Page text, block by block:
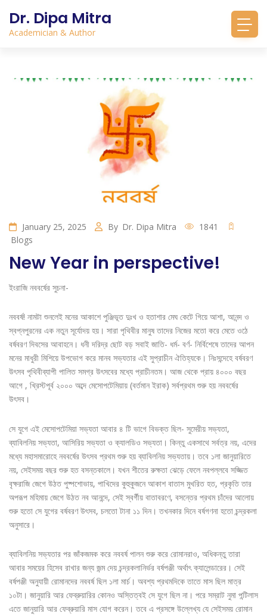
Dr. Dipa Mitra
Academician & Author
January 25, 2025 By Dr. Dipa Mitra
1841
Blogs
New Year in perspective!
ইংরাজি নববর্ষের সুচনা-
নববর্ষ! নামটা শুনলেই মনের আকাশে পুঞ্জিভূত দুঃখ ও হতাশার মেঘ কেটে গিয়ে আশা, আনন্দ ও
স্বপ্নপুরনের এক নতুন সূর্যোদয় হয়। সারা পৃথিবীর মানুষ তাদের নিজের মতো করে মেতে ওঠে
বর্ষবরণ দিবসের আবাহনে। ধনী দরিদ্র ছোট বড় সবাই জাতি- ধর্ম- বর্ণ- নির্বিশেষে তাদের আপন
মনের মাধুরী মিশিয়ে উপভোগ করে মানব সভ্যতার এই সুপ্রাচীন ঐতিহ্যকে। নিঃসন্দেহে বর্ষবরণ
উৎসব পৃথিবীব্যাপী পালিত সমগ্র উৎসবের মধ্যে প্রাচীনতম। আজ থেকে প্রায় ৪০০০ বছর
আগে , খ্রিস্টপূর্ব ২০০০ অব্দে মেসোপটেমিয়ায় (বর্তমান ইরাক) সর্বপ্রথম শুরু হয় নববর্ষের
উৎসব।
সে যুগে এই মেসোপটেমিয়া সভ্যতা আবার ৪ টি ভাগে বিভক্ত ছিল- সুমেরীয় সভ্যতা,
ব্যাবিলনিয় সভ্যতা, আসিরিয় সভ্যতা ও ক্যালডিও সভ্যতা। কিন্তু একসাথে সর্বত্র নয়, এদের
মধ্যে মহাসমারোহে নববর্ষের উৎসব প্রথম শুরু হয় ব্যাবিলনিয় সভ্যতায়। তবে ১লা জানুয়ারিতে
নয়, সেইসময় বছর শুরু হত বসন্তকালে। যখন শীতের রুক্ষতা ঝেড়ে ফেলে নবপল্লবে সজ্জিত
বৃক্ষরাজি জেগে উঠত পুষ্পশোভায়, পাখিদের কুহুকুজনে আকাশ বাতাস মুখরিত হত, প্রকৃতি তার
অপরূপ মহিমায় জেগে উঠত নব আনন্দে, সেই স্বর্গীয় বাতাবরণে, বসন্তের প্রথম চাঁদের আলোয়
শুরু হতো সে যুগের বর্ষবরণ উৎসব, চলতো টানা ১১ দিন। তখনকার দিনে বর্ষগণনা হতো চন্দ্রকলা
অনুসারে।
ব্যাবিলনিয় সভ্যতার পর জাঁকজমক করে নববর্ষ পালন শুরু করে রোমানরাও, অধিকন্তু তারা
আবার সময়ের হিসেব রাখার জন্য জন্ম দেয় চন্দ্রকলানির্ভর বর্ষপঞ্জী অর্থাৎ ক্যালেন্ডারের। সেই
বর্ষপঞ্জী অনুযায়ী রোমানদের নববর্ষ ছিল ১লা মার্চ। অবশ্য প্রথমদিকে তাতে মাস ছিল মাত্র
১০টা। জানুয়ারি আর ফেব্রুয়ারির কোনও অস্তিত্বই সে যুগে ছিল না। পরে সম্রাট নুমা পন্টিলাস
এতে জানুয়ারি আর ফেব্রুয়ারি মাস যোগ করেন। তবে এ প্রসঙ্গে উল্লেখ্য যে সেইসময় রোমান